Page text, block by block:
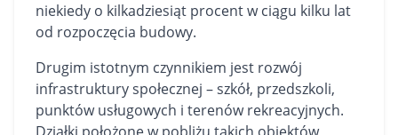
niekiedy o kilkadziesiąt procent w ciągu kilku lat
od rozpoczęcia budowy.
Drugim istotnym czynnikiem jest rozwój
infrastruktury społecznej – szkół, przedszkoli,
punktów usługowych i terenów rekreacyjnych.